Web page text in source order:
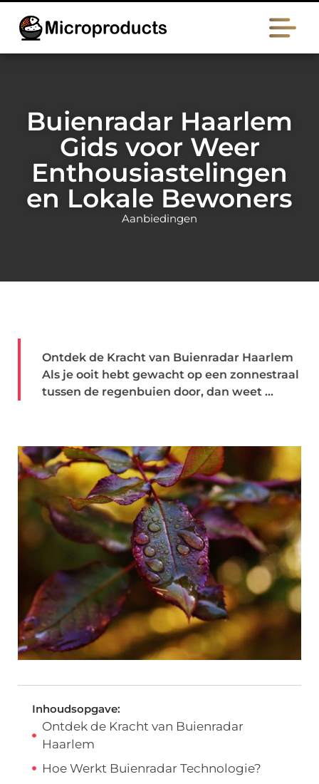
Buienradar Haarlem
Gids voor Weer
Enthousiastelingen
en Lokale Bewoners
Aanbiedingen
Ontdek de Kracht van Buienradar Haarlem
Als je ooit hebt gewacht op een zonnestraal
tussen de regenbuien door, dan weet ...
Inhoudsopgave:
Ontdek de Kracht van Buienradar
Haarlem
Hoe Werkt Buienradar Technologie?